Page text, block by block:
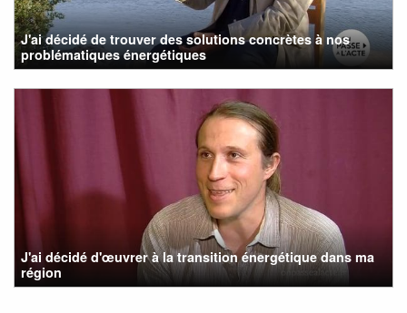
J'ai décidé de trouver des solutions concrètes à nos
problématiques énergétiques
J'ai décidé d'œuvrer à la transition énergétique dans ma
région